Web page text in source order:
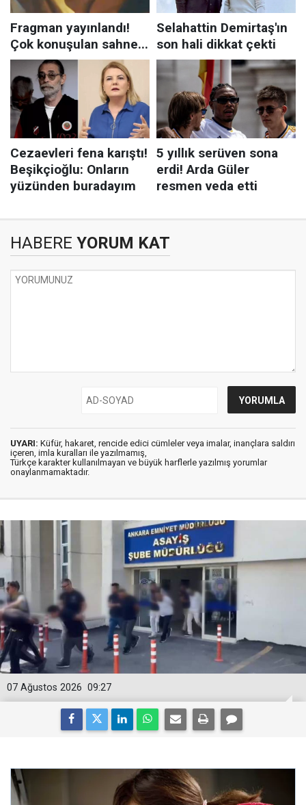
HABERE YORUM KAT
UYARI: Küfür, hakaret, rencide edici cümleler veya imalar, inançlara saldırı
içeren, imla kuralları ile yazılmamış,
Türkçe karakter kullanılmayan ve büyük harflerle yazılmış yorumlar
onaylanmamaktadır.
09:27
07 Ağustos 2026